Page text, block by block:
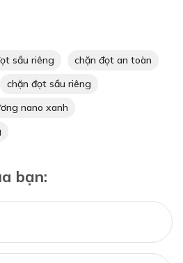
sầu riêng
chặn đọt an toàn
chặn đọt sầu riêng
nano xanh
bạn: